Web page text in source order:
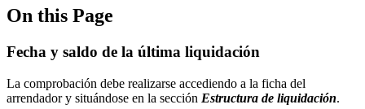
On this Page
Fecha y saldo de la última liquidación
La comprobación debe realizarse accediendo a la ficha del
arrendador y situándose en la sección Estructura de liquidación.